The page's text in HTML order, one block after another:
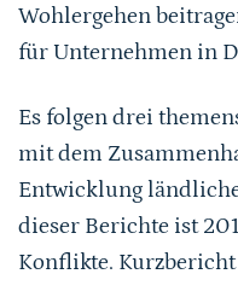
Wohlergehen
für Unternehmen in
Es folgen drei
mit dem
Entwicklung
dieser Berichte ist
Konflikte.